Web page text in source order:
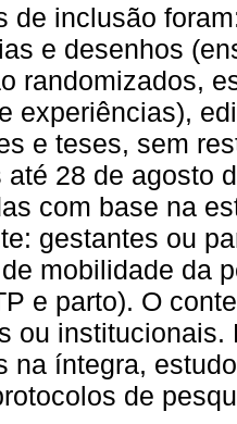
de inclusão
e desenhos
randomizados,
experiências),
e teses, sem
até 28 de agosto
com base na
gestantes ou
mobilidade da
e parto). O
ou
na íntegra,
de